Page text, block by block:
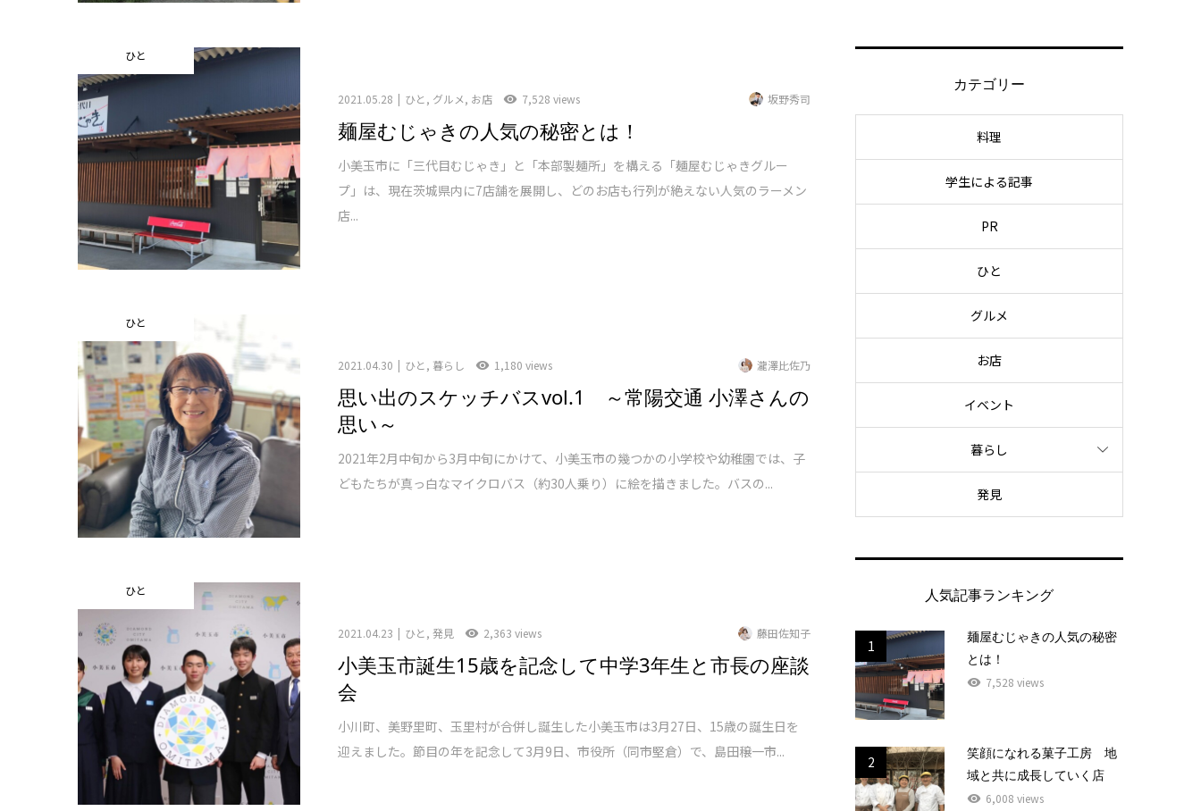
ひと
2021.05.28 ひと , グルメ, お店 7,528 views 坂野秀司
麺屋むじゃきの人気の秘密とは！
小美玉市に「三代目むじゃき」と「本部製麺所」を構える「麺屋むじゃきグルー
プ」は、現在茨城県内に7店舗を展開し、どのお店も行列が絶えない人気のラーメン
店...
ひと
2021.04.30 ひと , 暮らし 1,180 views 瀧澤比佐乃
思い出のスケッチバスvol.1 ～常陽交通 小澤さんの
思い～
2021年2月中旬から3月中旬にかけて、小美玉市の幾つかの小学校や幼稚園では、子
どもたちが真っ白なマイクロバス（約30人乗り）に絵を描きました。バスの...
ひと
2021.04.23 ひと , 発見 2,363 views 藤田佐知子
小美玉市誕生15歳を記念して中学3年生と市長の座談
会
小川町、美野里町、玉里村が合併し誕生した小美玉市は3月27日、15歳の誕生日を
迎えました。節目の年を記念して3月9日、市役所（同市堅倉）で、島田穣一市...
カテゴリー
料理
学生による記事
PR
ひと
グルメ
お店
イベント
暮らし
発見
人気記事ランキング
1
麺屋むじゃきの人気の秘密
とは！
7,528 views
2
笑顔になれる菓子工房 地
域と共に成長していく店
6,008 views